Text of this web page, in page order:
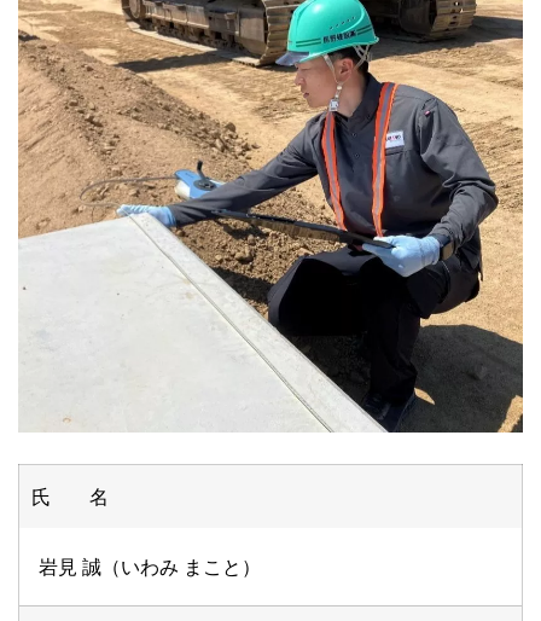
氏 名
岩見 誠（いわみ まこと）